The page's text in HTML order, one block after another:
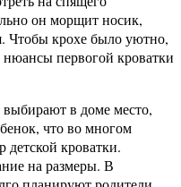
он морщит носик,
Чтобы крохе было уютно,
нюансы первогой кроватки
в доме место,
что во многом
кроватки.
на размеры. В